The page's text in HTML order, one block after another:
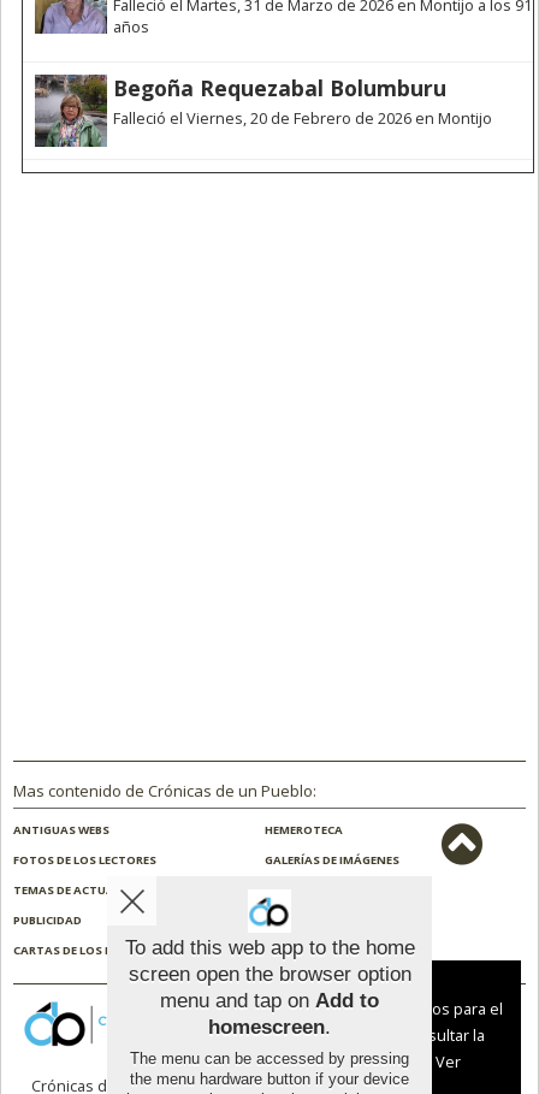
Falleció el Martes, 31 de Marzo de 2026 en Montijo a los 91
años
Begoña Requezabal Bolumburu
Falleció el Viernes, 20 de Febrero de 2026 en Montijo
Mas contenido de Crónicas de un Pueblo:
ANTIGUAS WEBS
HEMEROTECA
FOTOS DE LOS LECTORES
GALERÍAS DE IMÁGENES
TEMAS DE ACTUALIDAD
PUBLICIDAD
CONTACTO
CARTAS DE LOS LECTORES
ENCUESTAS
Crónicas de un Pueblo |Términos de uso|
To add this web app to the home
screen open the browser option
menu and tap on Add to
homescreen.
The menu can be accessed by pressing
the menu hardware button if your device
Aviso sobre el Uso de cookies:
Utilizamos cookies nuestras y de terceros para el
funcionamiento del digital. Puedes consultar la
lista de cookies y como desconectarlas.
Ver
nuestra Política de Privacidad y Cookies